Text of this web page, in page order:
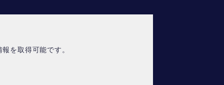
を取得可能です。